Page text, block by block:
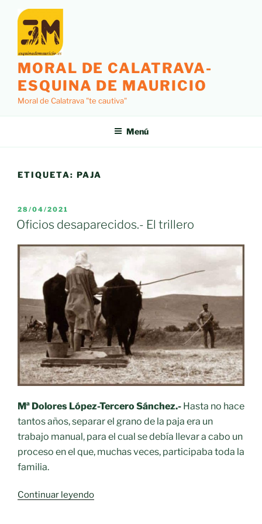
contenido
MORAL DE CALATRAVA-
ESQUINA DE MAURICIO
Moral de Calatrava "te cautiva"
Menú
ETIQUETA: PAJA
PUBLICADO
EL
28/04/2021
Oficios desaparecidos.- El trillero
Mª Dolores López-Tercero Sánchez.- Hasta no hace
tantos años, separar el grano de la paja era un
trabajo manual, para el cual se debía llevar a cabo un
proceso en el que, muchas veces, participaba toda la
familia.
Continuar leyendo«Oficios